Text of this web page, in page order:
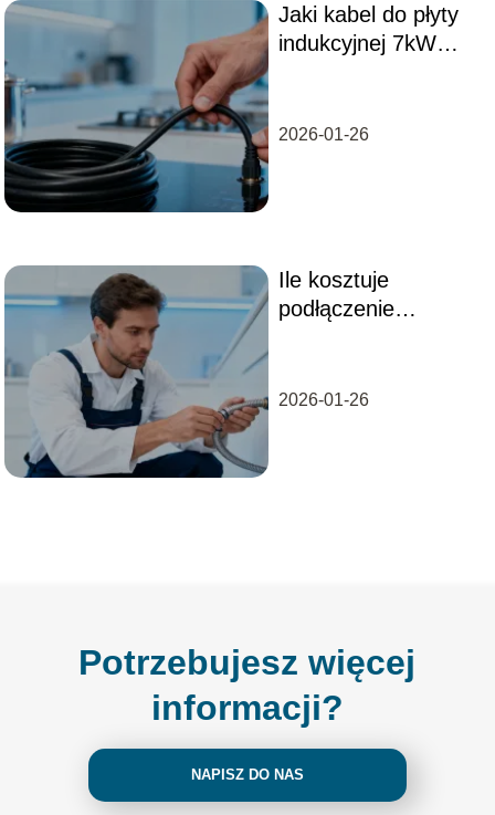
Jaki kabel do płyty
indukcyjnej 7kW
2026-01-26
Ile kosztuje
podłączenie
hydraulicznych
2026-01-26
Potrzebujesz więcej
informacji?
NAPISZ DO NAS